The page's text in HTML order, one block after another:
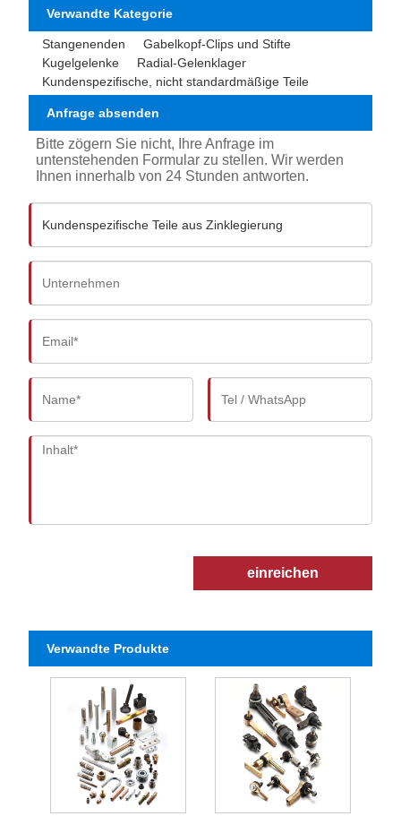
Verwandte Kategorie
Stangenenden
Gabelkopf-Clips und Stifte
Kugelgelenke
Radial-Gelenklager
Kundenspezifische, nicht standardmäßige Teile
Anfrage absenden
Bitte zögern Sie nicht, Ihre Anfrage im
untenstehenden Formular zu stellen. Wir werden
Ihnen innerhalb von 24 Stunden antworten.
einreichen
Verwandte Produkte